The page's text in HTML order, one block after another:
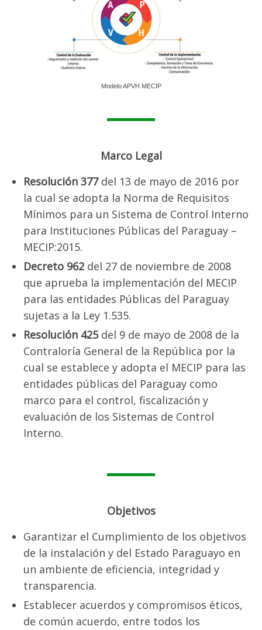
Curso Preparatorio de Ingreso (CPI)
Admisión
Plan de Actualización Docente
Trámites
Recursos Virtuales
Noticias
Postgrado
Extensión
Investigación
Eventos Científicos
2022
Proyectos de Investigación
Participación en Eventos Científicos
2014
2015
2018
2019
Modelo APVH MECIP
Marco Legal
Resolución 377del 13 de mayo de 2016 por
la cual se adopta la Norma de Requisitos
Mínimos para un Sistema de Control Interno
para Instituciones Públicas del Paraguay –
MECIP:2015.
Decreto 962 del 27 de noviembre de 2008
que aprueba la implementación del MECIP
para las entidades Públicas del Paraguay
sujetas a la Ley 1.535.
Resolución 425del 9 de mayo de 2008 de la
Contraloría General de la República por la
cual se establece y adopta el MECIP para las
entidades públicas del Paraguay como
marco para el control, fiscalización y
evaluación de los Sistemas de Control
Interno.
Objetivos
Garantizar el Cumplimiento de los objetivos
de la instalación y del Estado Paraguayo en
un ambiente de eficiencia, integridad y
transparencia.
Establecer acuerdos y compromisos éticos,
de común acuerdo, entre todos los